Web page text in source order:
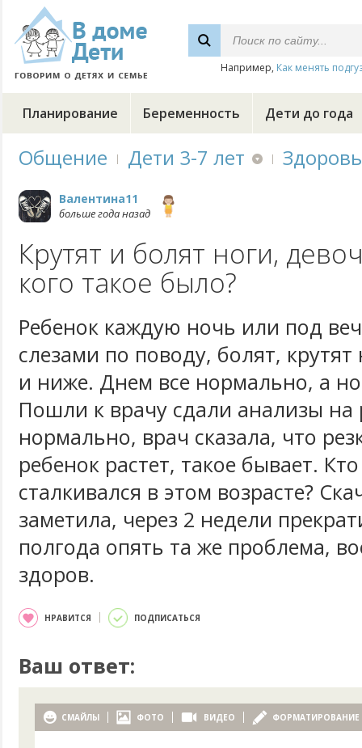
Например, Как менять
Планирование Беременность Дети до года
Общение Дети 3-7 лет
Валентина11
больше года назад
Крутят и болят ноги,
кого такое было?
Ребенок каждую ночь или под
слезами по поводу, болят,
и ниже. Днем все нормально, а
Пошли к врачу сдали анализы на
нормально, врач сказала, что
ребенок растет, такое бывает.
сталкивался в этом возрасте?
заметила, через 2 недели
полгода опять та же проблема,
здоров.
НРАВИТСЯ ПОДПИСАТЬСЯ
Ваш ответ:
СМАЙЛЫ ФОТО ВИДЕО ФОРМАТИРОВАНИЕ